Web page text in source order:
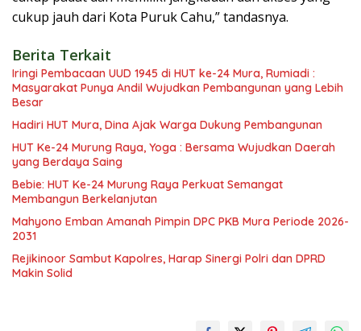
cukup jauh dari Kota Puruk Cahu,” tandasnya.
Berita Terkait
Iringi Pembacaan UUD 1945 di HUT ke-24 Mura, Rumiadi :
Masyarakat Punya Andil Wujudkan Pembangunan yang Lebih
Besar
Hadiri HUT Mura, Dina Ajak Warga Dukung Pembangunan
HUT Ke-24 Murung Raya, Yoga : Bersama Wujudkan Daerah
yang Berdaya Saing
Bebie: HUT Ke-24 Murung Raya Perkuat Semangat
Membangun Berkelanjutan
Mahyono Emban Amanah Pimpin DPC PKB Mura Periode 2026-
2031
Rejikinoor Sambut Kapolres, Harap Sinergi Polri dan DPRD
Makin Solid